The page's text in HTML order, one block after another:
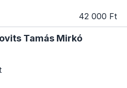
42 000 Ft
Tamás Mirkó